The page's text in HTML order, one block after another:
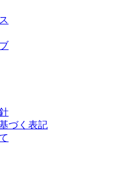
づく表記